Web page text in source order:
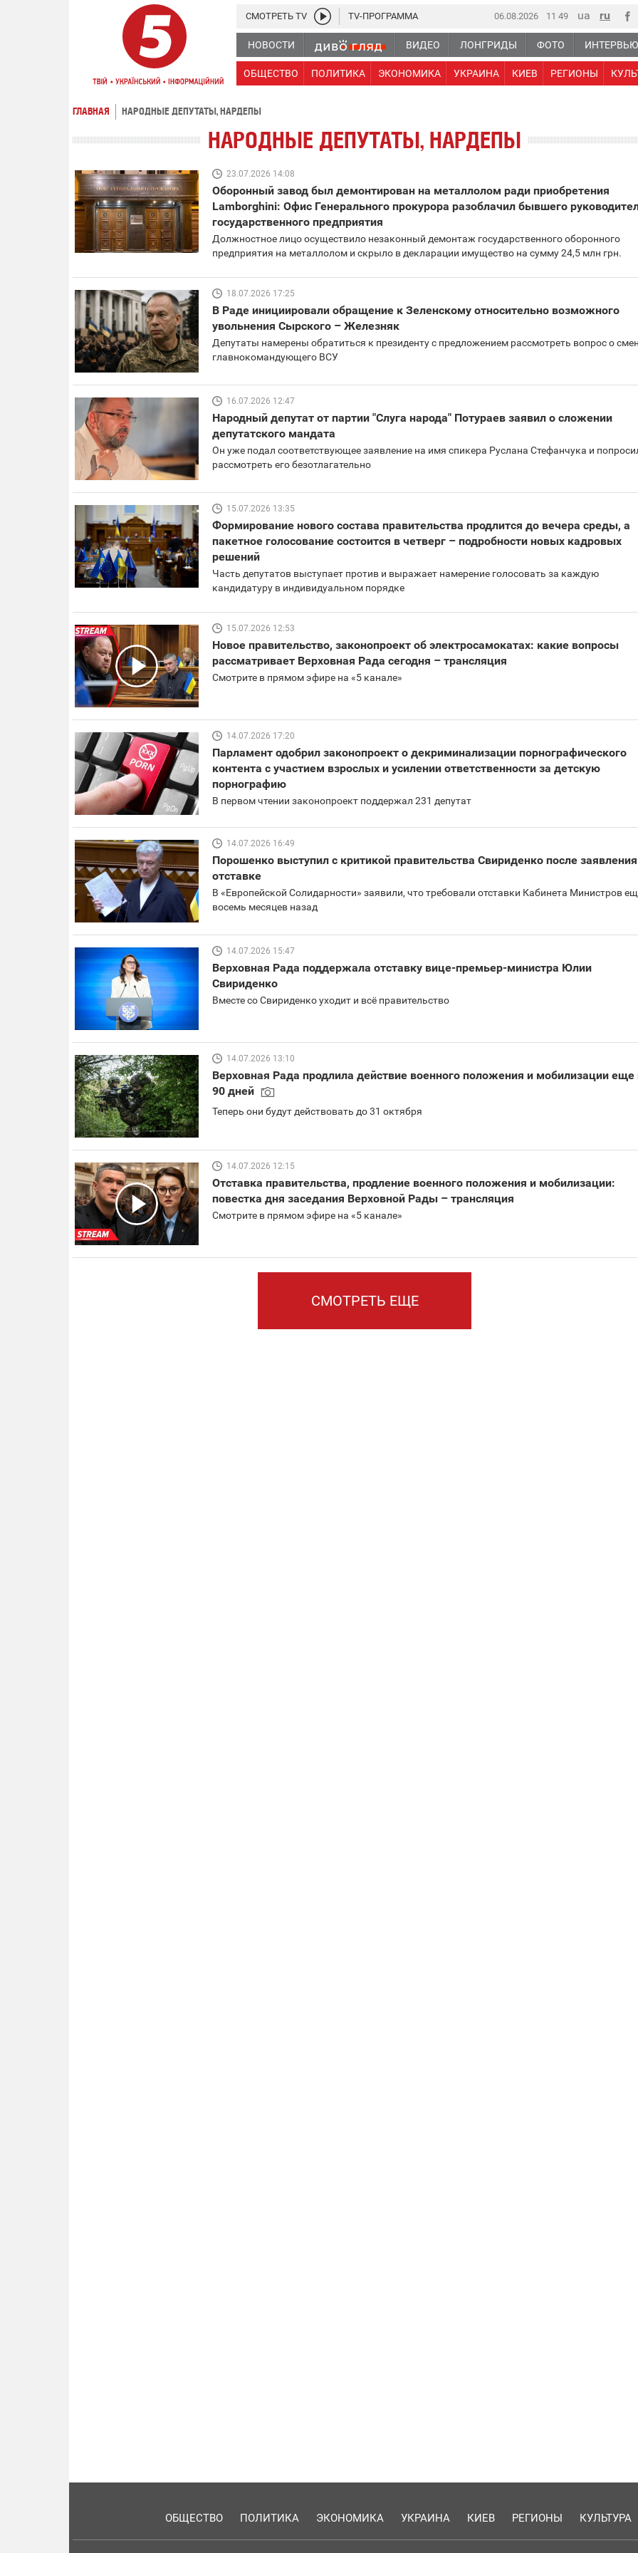
06.08.2026 11:49
НОВОСТИ ВИДЕО ЛОНГРИДЫ ФОТО ИНТЕРВЬЮ
ОБЩЕСТВО ПОЛИТИКА ЭКОНОМИКА УКРАИНА КИЕВ РЕГИОНЫ
СМОТРЕТЬ TV TV-ПРОГРАММА
ГЛАВНАЯ НАРОДНЫЕ ДЕПУТАТЫ, НАРДЕПЫ
НАРОДНЫЕ ДЕПУТАТЫ, НАРДЕПЫ
23.07.2026 14:08
Оборонный завод был демонтирован на металлолом ради приобретения
Lamborghini: Офис Генерального прокурора разоблачил бывшего
государственного предприятия
Должностное лицо осуществило незаконный демонтаж государственного оборонного
предприятия на металлолом и скрыло в декларации имущество на сумму 24,5 млн грн.
18.07.2026 17:25
В Раде инициировали обращение к Зеленскому относительно возможного
увольнения Сырского – Железняк
Депутаты намерены обратиться к президенту с предложением рассмотреть вопрос о
главнокомандующего ВСУ
16.07.2026 12:47
Народный депутат от партии "Слуга народа" Потураев заявил о сложении
депутатского мандата
Он уже подал соответствующее заявление на имя спикера Руслана Стефанчука и
рассмотреть его безотлагательно
15.07.2026 13:35
Формирование нового состава правительства продлится до вечера среды, а
пакетное голосование состоится в четверг – подробности новых кадровых
решений
Часть депутатов выступает против и выражает намерение голосовать за каждую
кандидатуру в индивидуальном порядке
15.07.2026 12:53
Новое правительство, законопроект об электросамокатах: какие вопросы
рассматривает Верховная Рада сегодня – трансляция
Смотрите в прямом эфире на «5 канале»
14.07.2026 17:20
Парламент одобрил законопроект о декриминализации порнографического
контента с участием взрослых и усилении ответственности за детскую
порнографию
В первом чтении законопроект поддержал 231 депутат
14.07.2026 16:49
Порошенко выступил с критикой правительства Свириденко после
отставке
В «Европейской Солидарности» заявили, что требовали отставки Кабинета Министров
восемь месяцев назад
14.07.2026 15:47
Верховная Рада поддержала отставку вице-премьер-министра Юлии
Свириденко
Вместе со Свириденко уходит и всё правительство
14.07.2026 13:10
Верховная Рада продлила действие военного положения и мобилизации еще
90 дней
Теперь они будут действовать до 31 октября
14.07.2026 12:15
Отставка правительства, продление военного положения и мобилизации:
повестка дня заседания Верховной Рады – трансляция
Смотрите в прямом эфире на «5 канале»
СМОТРЕТЬ ЕЩЕ
Dodge Challenger
РЭБ и пикапы –
сразу четырех бригад
ВСУ
ОБЩЕСТВО ПОЛИТИКА ЭКОНОМИКА УКРАИНА КИЕВ РЕГИОНЫ КУЛЬТУРА